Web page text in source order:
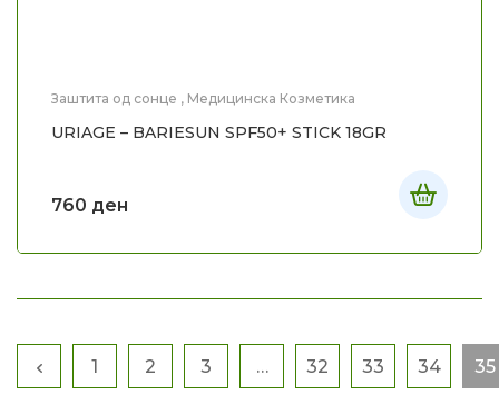
Заштита од сонце , Медицинска Козметика
URIAGE – BARIESUN SPF50+ STICK 18GR
760 ден
1 2 3 … 32 33 34 35